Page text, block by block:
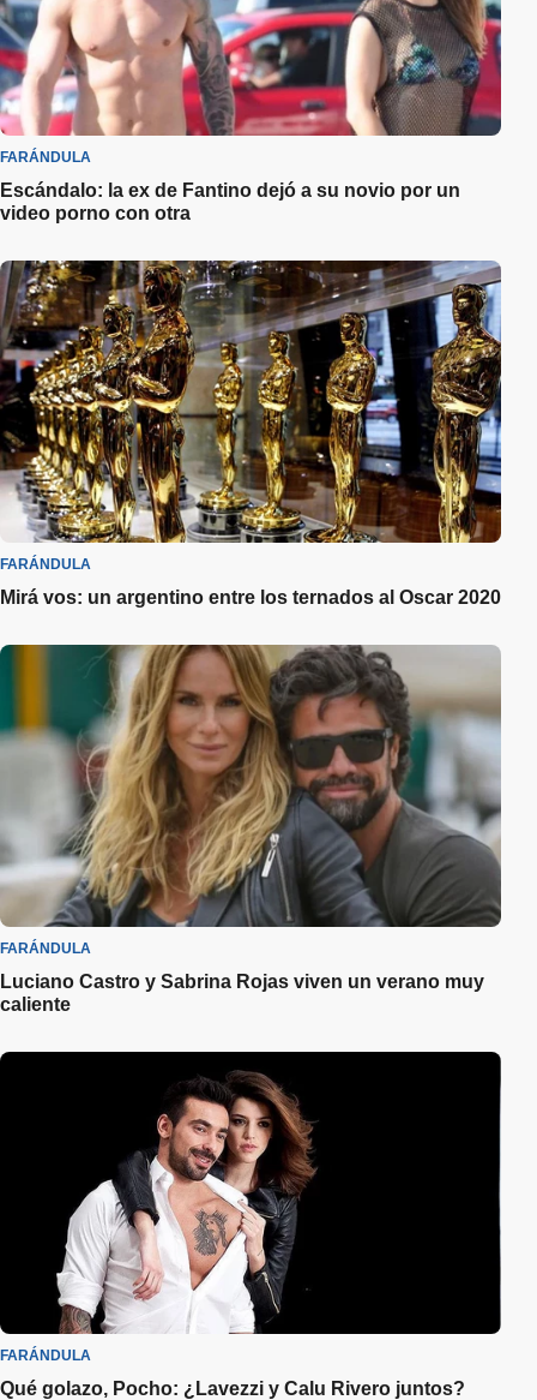
FARÁNDULA
Escándalo: la ex de Fantino dejó a su novio por un
video porno con otra
FARÁNDULA
Mirá vos: un argentino entre los ternados al Oscar 2020
FARÁNDULA
Luciano Castro y Sabrina Rojas viven un verano muy
caliente
FARÁNDULA
Qué golazo, Pocho: ¿Lavezzi y Calu Rivero juntos?